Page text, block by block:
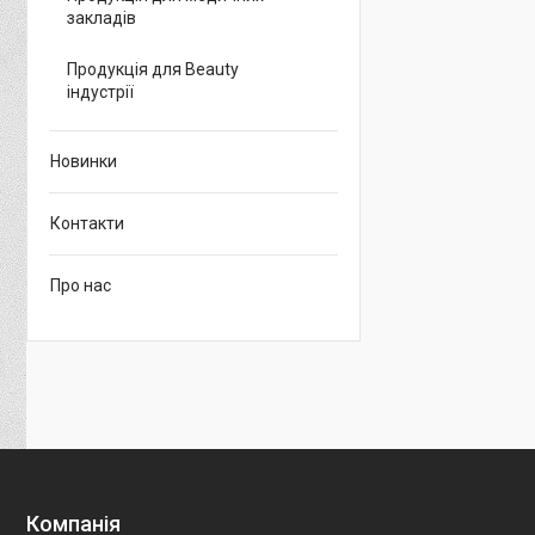
закладів
Продукція для Beauty
індустрії
Новинки
Контакти
Про нас
Компанія